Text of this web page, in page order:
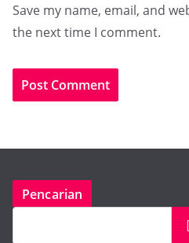
Save my name, email, and
the next time I comment.
Pencarian